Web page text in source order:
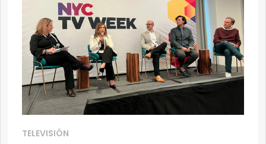
TELEVISIÓN